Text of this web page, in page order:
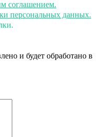
соглашением.
персональных данных.
и будет обработано в